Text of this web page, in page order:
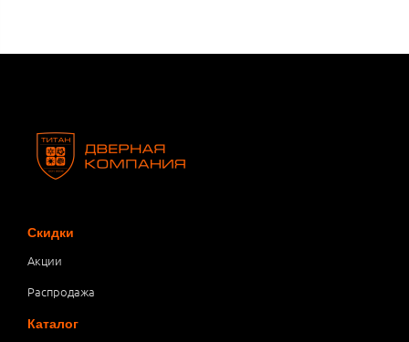
Скидки
Акции
Распродажа
Каталог